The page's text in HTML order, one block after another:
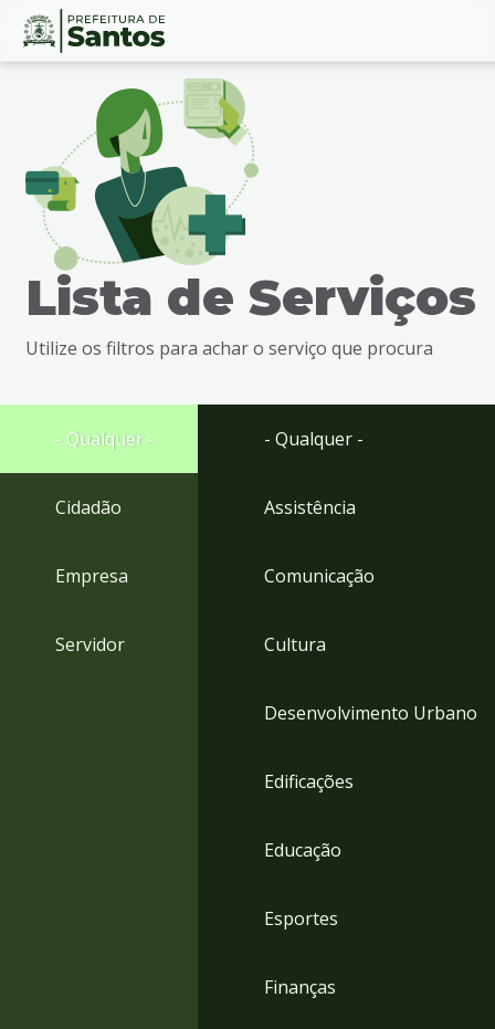
Ir
busca
Ir
rodapé
Conteúdo
Lista de Serviços
Utilize os filtros para achar o serviço que procura
- Qualquer -
Cidadão
Empresa
Servidor
- Qualquer -
Assistência
Comunicação
Cultura
Desenvolvimento Urbano
Edificações
Educação
Esportes
Finanças